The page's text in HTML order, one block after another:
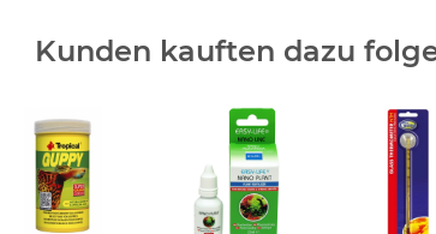
Kunden kauften dazu